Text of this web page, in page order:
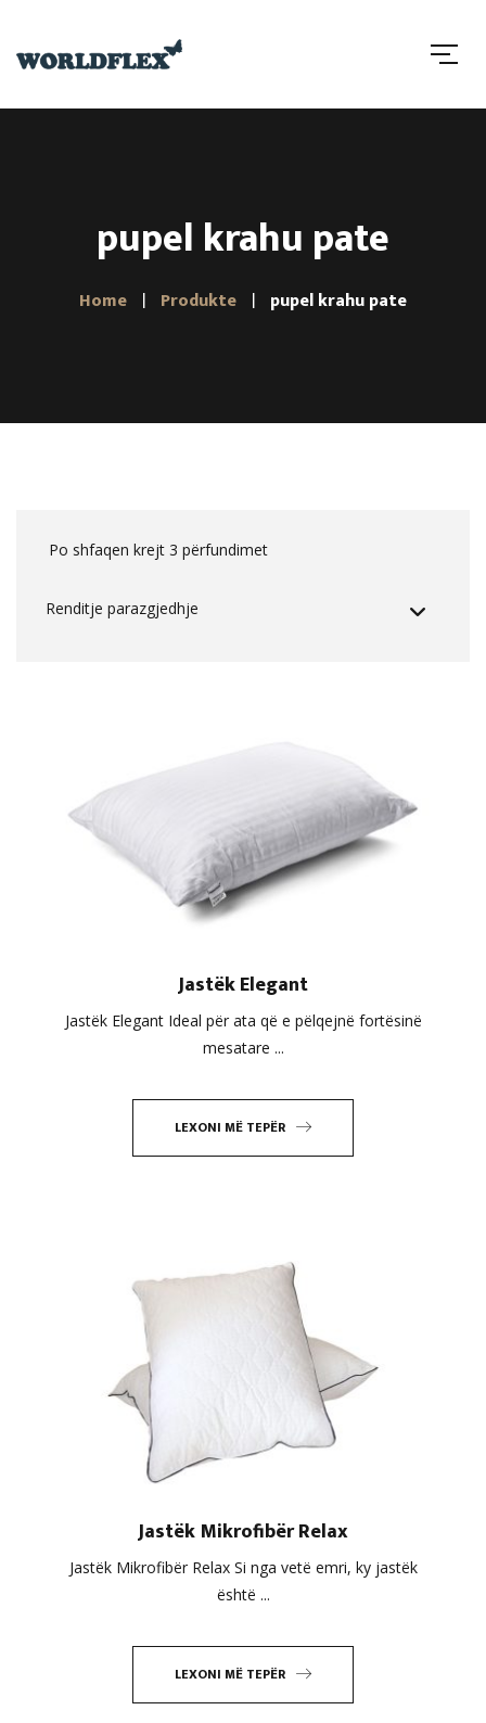
pupel krahu pate
Home Produkte pupel krahu pate
Po shfaqen krejt 3 përfundimet
Jastëk Elegant
Jastëk Elegant Ideal për ata që e pëlqejnë fortësinë
mesatare ...
LEXONI MË TEPËR
Jastëk Mikrofibër Relax
Jastëk Mikrofibër Relax Si nga vetë emri, ky jastëk
është ...
LEXONI MË TEPËR